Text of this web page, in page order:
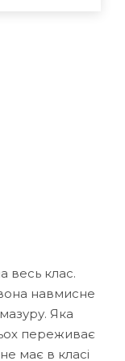
весь клас.
навмисне
Яка
переживає
не має в класі